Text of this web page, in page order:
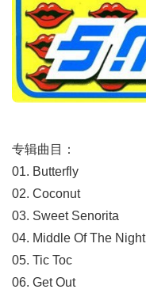
专辑曲目：
01. Butterfly
02. Coconut
03. Sweet Senorita
04. Middle Of The Night
05. Tic Toc
06. Get Out